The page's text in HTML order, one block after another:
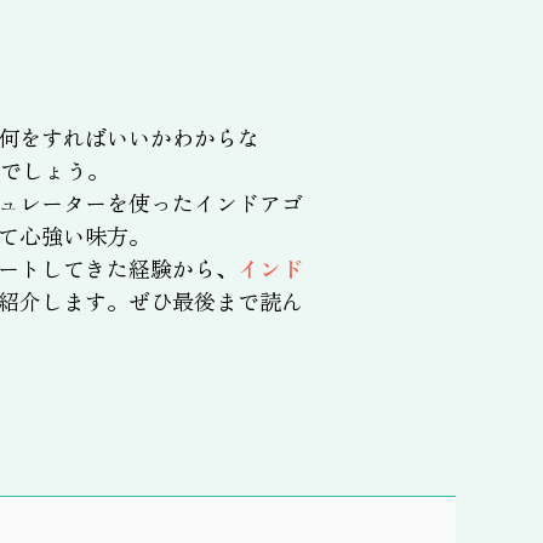
をすればいいかわからな
しょう。
レーターを使ったインドアゴ
強い味方。
してきた経験から、 インド
介します。ぜひ最後まで読ん